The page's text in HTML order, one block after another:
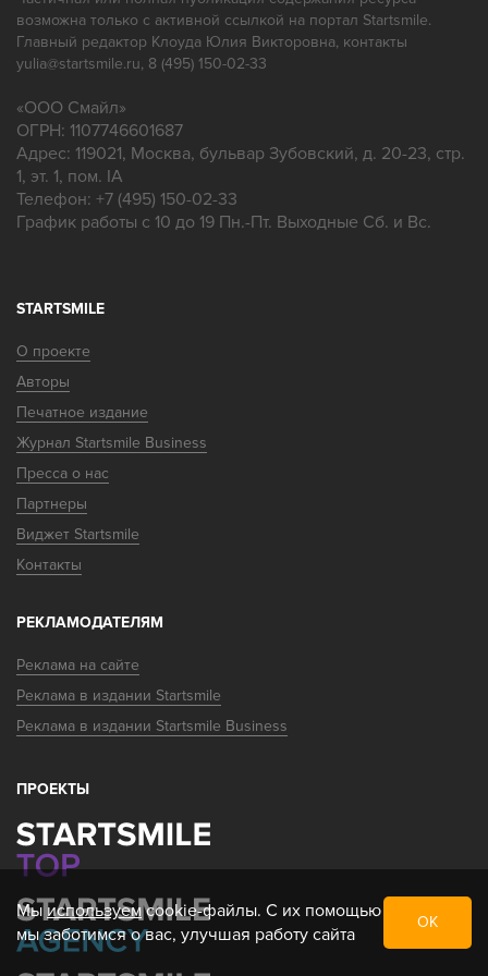
возможна только с активной ссылкой на портал Startsmile.
Главный редактор Клоуда Юлия Викторовна, контакты
yulia@startsmile.ru, 8 (495) 150-02-33
«ООО Смайл»
ОГРН: 1107746601687
Адрес: 119021, Москва, бульвар Зубовский, д. 20-23, стр.
1, эт. 1, пом. IA
Телефон: +7 (495) 150-02-33
График работы с 10 до 19 Пн.-Пт. Выходные Сб. и Вс.
STARTSMILE
О проекте
Авторы
Печатное издание
Журнал Startsmile Business
Пресса о нас
Партнеры
Виджет Startsmile
Контакты
РЕКЛАМОДАТЕЛЯМ
Реклама на сайте
Реклама в издании Startsmile
Реклама в издании Startsmile Business
ПРОЕКТЫ
Мы используемcookie-файлы. С их помощью
мы заботимся о вас, улучшая работу сайта
ОК